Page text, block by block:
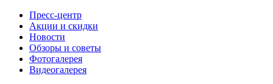
Пресс-центр
Акции и скидки
Новости
Обзоры и советы
Фотогалерея
Видеогалерея